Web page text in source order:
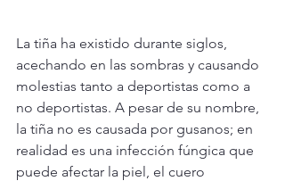
La tiña ha existido durante siglos,
acechando en las sombras y causando
molestias tanto a deportistas como a
no deportistas. A pesar de su nombre,
la tiña no es causada por gusanos; en
realidad es una infección fúngica que
puede afectar la piel, el cuero